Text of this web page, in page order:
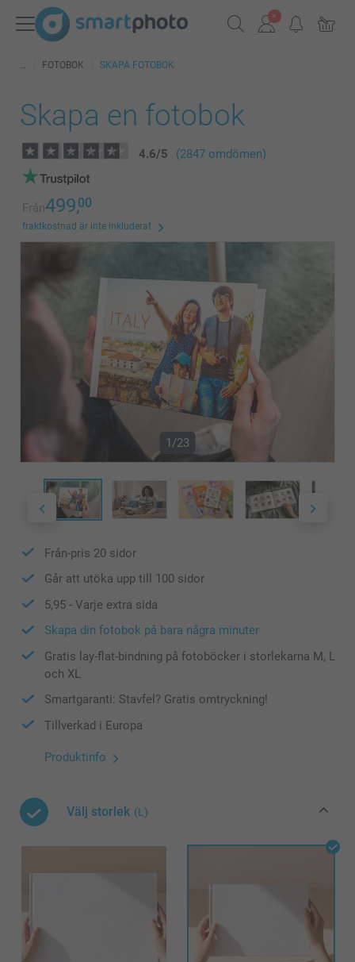
FOTOBOK SKAPA FOTOBOK
Skapa en fotobok
4.6/5 (2847 omdömen)
Från499,00
fraktkostnad är inte inkluderat
1/23
Från-pris 20 sidor
Går att utöka upp till 100 sidor
5,95 - Varje extra sida
Skapa din fotobok på bara några minuter
Gratis lay-flat-bindning på fotoböcker i storlekarna M, L
och XL
Smartgaranti: Stavfel? Gratis omtryckning!
Tillverkad i Europa
Produktinfo
Välj storlek (L)